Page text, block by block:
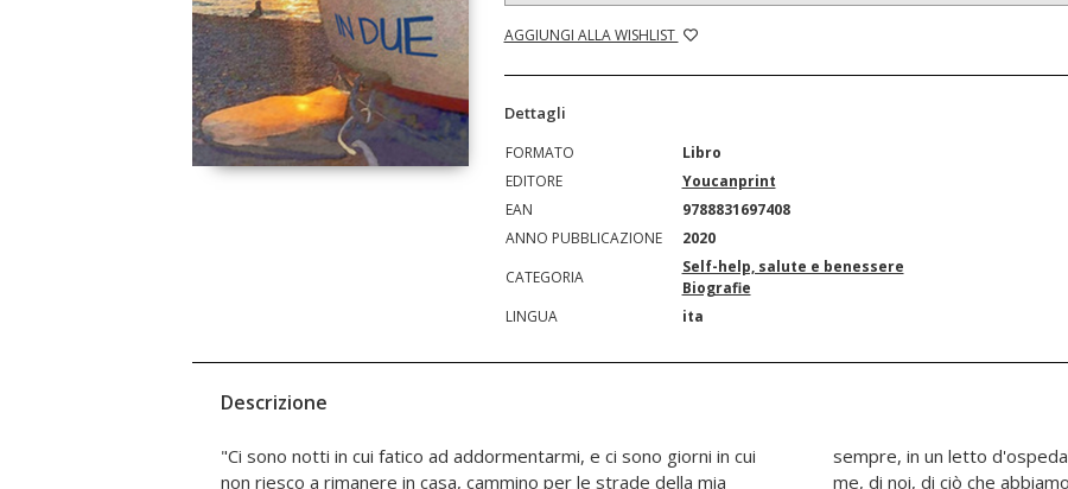
AGGIUNGI ALLA WISHLIST
Dettagli
FORMATO
Libro
EDITORE
Youcanprint
EAN
9788831697408
ANNO PUBBLICAZIONE
2020
CATEGORIA
Self-help, salute e benessere
Biografie
LINGUA
ita
Descrizione
"Ci sono notti in cui fatico ad addormentarmi, e ci sono giorni in cui
non riesco a rimanere in casa, cammino per le strade della mia
sempre, in un letto d'ospedale, con me accanto. Per raccontarvi di
me, di noi, di ciò che abbiamo condiviso, di ciò che sono diventato